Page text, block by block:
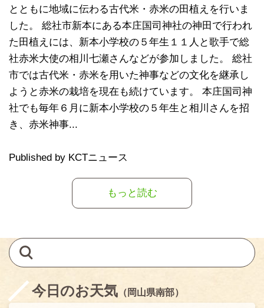
とともに地域に伝わる古代米・赤米の田植えを行いま
した。 総社市新本にある本庄国司神社の神田で行われ
た田植えには、新本小学校の５年生１１人と歌手で総
社赤米大使の相川七瀬さんなどが参加しました。 総社
市では古代米・赤米を用いた神事などの文化を継承し
ようと赤米の栽培を現在も続けています。 本庄国司神
社でも毎年６月に新本小学校の５年生と相川さんを招
き、赤米神事...
Published by KCTニュース
もっと読む
今日のお天気 （岡山県南部）